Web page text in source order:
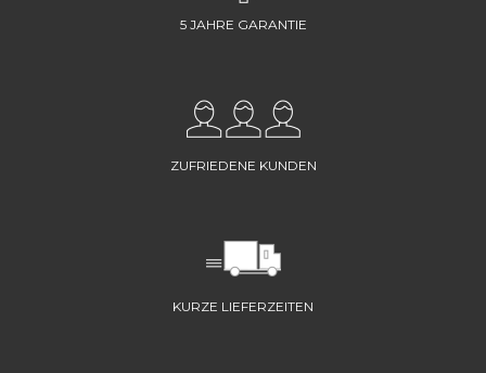
5 JAHRE GARANTIE
ZUFRIEDENE KUNDEN
KURZE LIEFERZEITEN